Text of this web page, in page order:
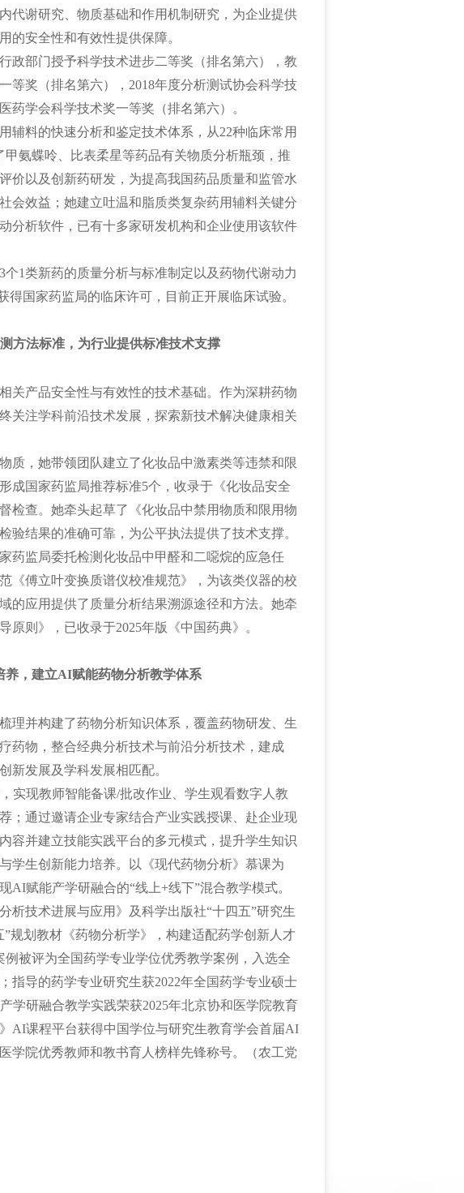
代谢研究、物质基础和作用机制研究，为企业提供
的安全性和有效性提供保障。
政部门授予科学技术进步二等奖（排名第六），教
等奖（排名第六），2018年度分析测试协会科学技
药学会科学技术奖一等奖（排名第六）。
辅料的快速分析和鉴定技术体系，从22种临床常用
氨蝶呤、比表柔星等药品有关物质分析瓶颈，推
价以及创新药研发，为提高我国药品质量和监管水
会效益；她建立吐温和脂质类复杂药用辅料关键分
分析软件，已有十多家研发机构和企业使用该软件
1类新药的质量分析与标准制定以及药物代谢动力
国家药监局的临床许可，目前正开展临床试验。
方法标准，为行业提供标准技术支撑
关产品安全性与有效性的技术基础。作为深耕药物
关注学科前沿技术发展，探索新技术解决健康相关
质，她带领团队建立了化妆品中激素类等违禁和限
成国家药监局推荐标准5个，收录于《化妆品安全
检查。她牵头起草了《化妆品中禁用物质和限用物
验结果的准确可靠，为公平执法提供了技术支撑。
药监局委托检测化妆品中甲醛和二噁烷的应急任
《傅立叶变换质谱仪校准规范》，为该类仪器的校
的应用提供了质量分析结果溯源途径和方法。她牵
则》，已收录于2025年版《中国药典》。
养，建立AI赋能药物分析教学体系
理并构建了药物分析知识体系，覆盖药物研发、生
药物，整合经典分析技术与前沿分析技术，建成
新发展及学科发展相匹配。
实现教师智能备课/批改作业、学生观看数字人教
；通过邀请企业专家结合产业实践授课、赴企业现
容并建立技能实践平台的多元模式，提升学生知识
学生创新能力培养。以《现代药物分析》慕课为
AI赋能产学研融合的“线上+线下”混合教学模式。
析技术进展与应用》及科学出版社“十四五”研究生
规划教材《药物分析学》，构建适配药学创新人才
被评为全国药学专业学位优秀教学案例，入选全
指导的药学专业研究生获2022年全国药学专业硕士
学研融合教学实践荣获2025年北京协和医学院教育
AI课程平台获得中国学位与研究生教育学会首届AI
学院优秀教师和教书育人榜样先锋称号。（农工党